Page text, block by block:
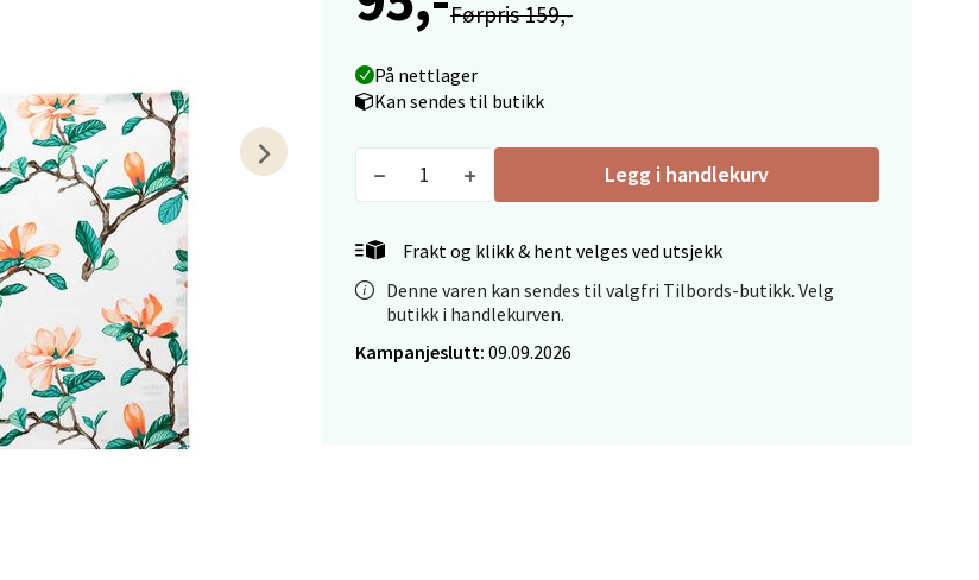
Førpris 159,-
På nettlager
Kan sendes til butikk
Legg i handlekurv
Frakt og klikk & hent velges ved utsjekk
Denne varen kan sendes til valgfri Tilbords-butikk. Velg
butikk i handlekurven.
Kampanjeslutt: 09.09.2026
25B, 4611 Kristiansand
38, 0594 Oslo
Velg
- M44
Bryne